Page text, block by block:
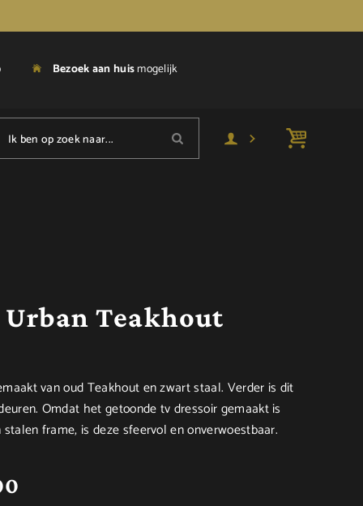
Bezoek aan huismogelijk
Ik ben op zoek naar...
Teakhout
van oud Teakhout en zwart staal. Verder is dit
Omdat het getoonde tv dressoir gemaakt is
frame, is deze sfeervol en onverwoestbaar.